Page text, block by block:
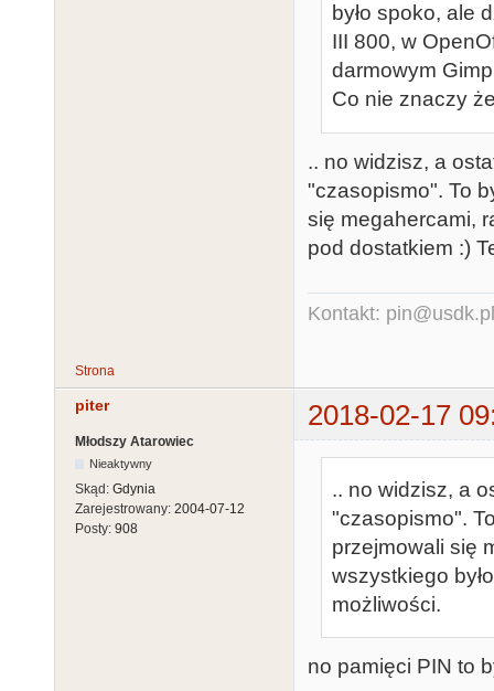
było spoko, ale
III 800, w
darmowym
Co nie znaczy
.. no widzisz, a
"czasopismo". To
się megahercami,
pod dostatkiem :)
Kontakt: pin@usdk.pl
Strona
piter 2018-02-17
Młodszy Atarowiec
Nieaktywny
Skąd: Gdynia
Zarejestrowany: 2004-07-12
Posty: 908
.. no widzisz, a
"czasopismo".
przejmowali się
wszystkiego
możliwości.
no pamięci PIN to